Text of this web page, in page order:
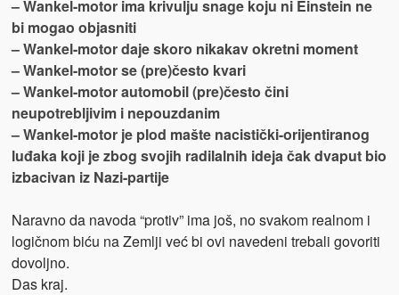
– Wankel-motor ima krivulju snage koju ni Einstein ne
bi mogao objasniti
– Wankel-motor daje skoro nikakav okretni moment
– Wankel-motor se (pre)često kvari
– Wankel-motor automobil (pre)često čini
neupotrebljivim i nepouzdanim
– Wankel-motor je plod mašte nacistički-orijentiranog
luđaka koji je zbog svojih radilalnih ideja čak dvaput bio
izbacivan iz Nazi-partije
Naravno da navoda “protiv” ima još, no svakom realnom i
logičnom biću na Zemlji već bi ovi navedeni trebali govoriti
dovoljno.
Das kraj.